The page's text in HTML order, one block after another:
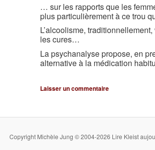
… sur les rapports que les
plus particulièrement à ce trou
L’alcoolisme,
les cures…
La psychanalyse propose, en
alternative à la médication
Laisser un commentaire
Copyright Michèle Jung © 2004-2026 Lire Kleist